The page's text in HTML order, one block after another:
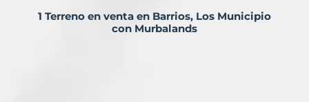
1 Terreno en venta en Barrios, Los Municipio
con Murbalands